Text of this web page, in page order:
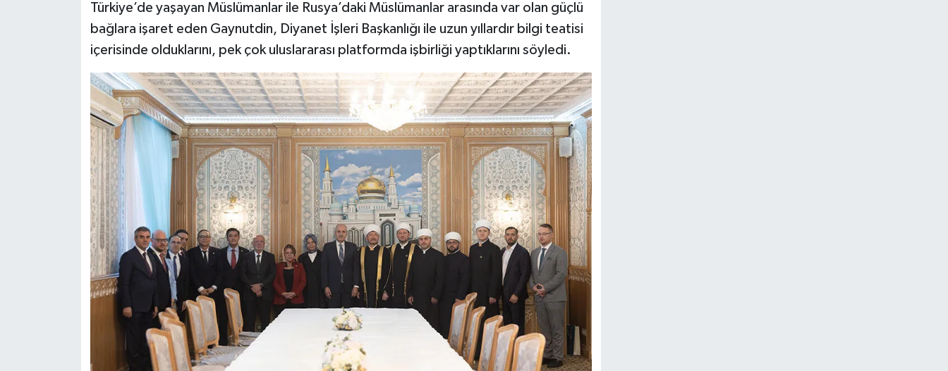
Türkiye’de yaşayan Müslümanlar ile Rusya’daki Müslümanlar arasında var olan güçlü
bağlara işaret eden Gaynutdin, Diyanet İşleri Başkanlığı ile uzun yıllardır bilgi teatisi
içerisinde olduklarını, pek çok uluslararası platformda işbirliği yaptıklarını söyledi.
Nevşehir Müftülüğü
Niğde Müftülüğü
Ordu Müftülüğü
Osmaniye Müftülüğü
Rize Müftülüğü
Sakarya Müftülüğü
Samsun Müftülüğü
Siirt Müftülüğü